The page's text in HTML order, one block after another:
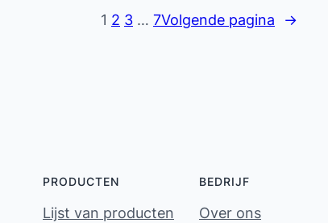
1 2 3 … 7Volgende pagina →
PRODUCTEN
Lijst van producten
BEDRIJF
Over ons